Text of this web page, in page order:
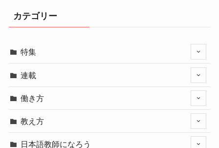
カテゴリー
特集
連載
働き方
教え方
日本語教師になろう